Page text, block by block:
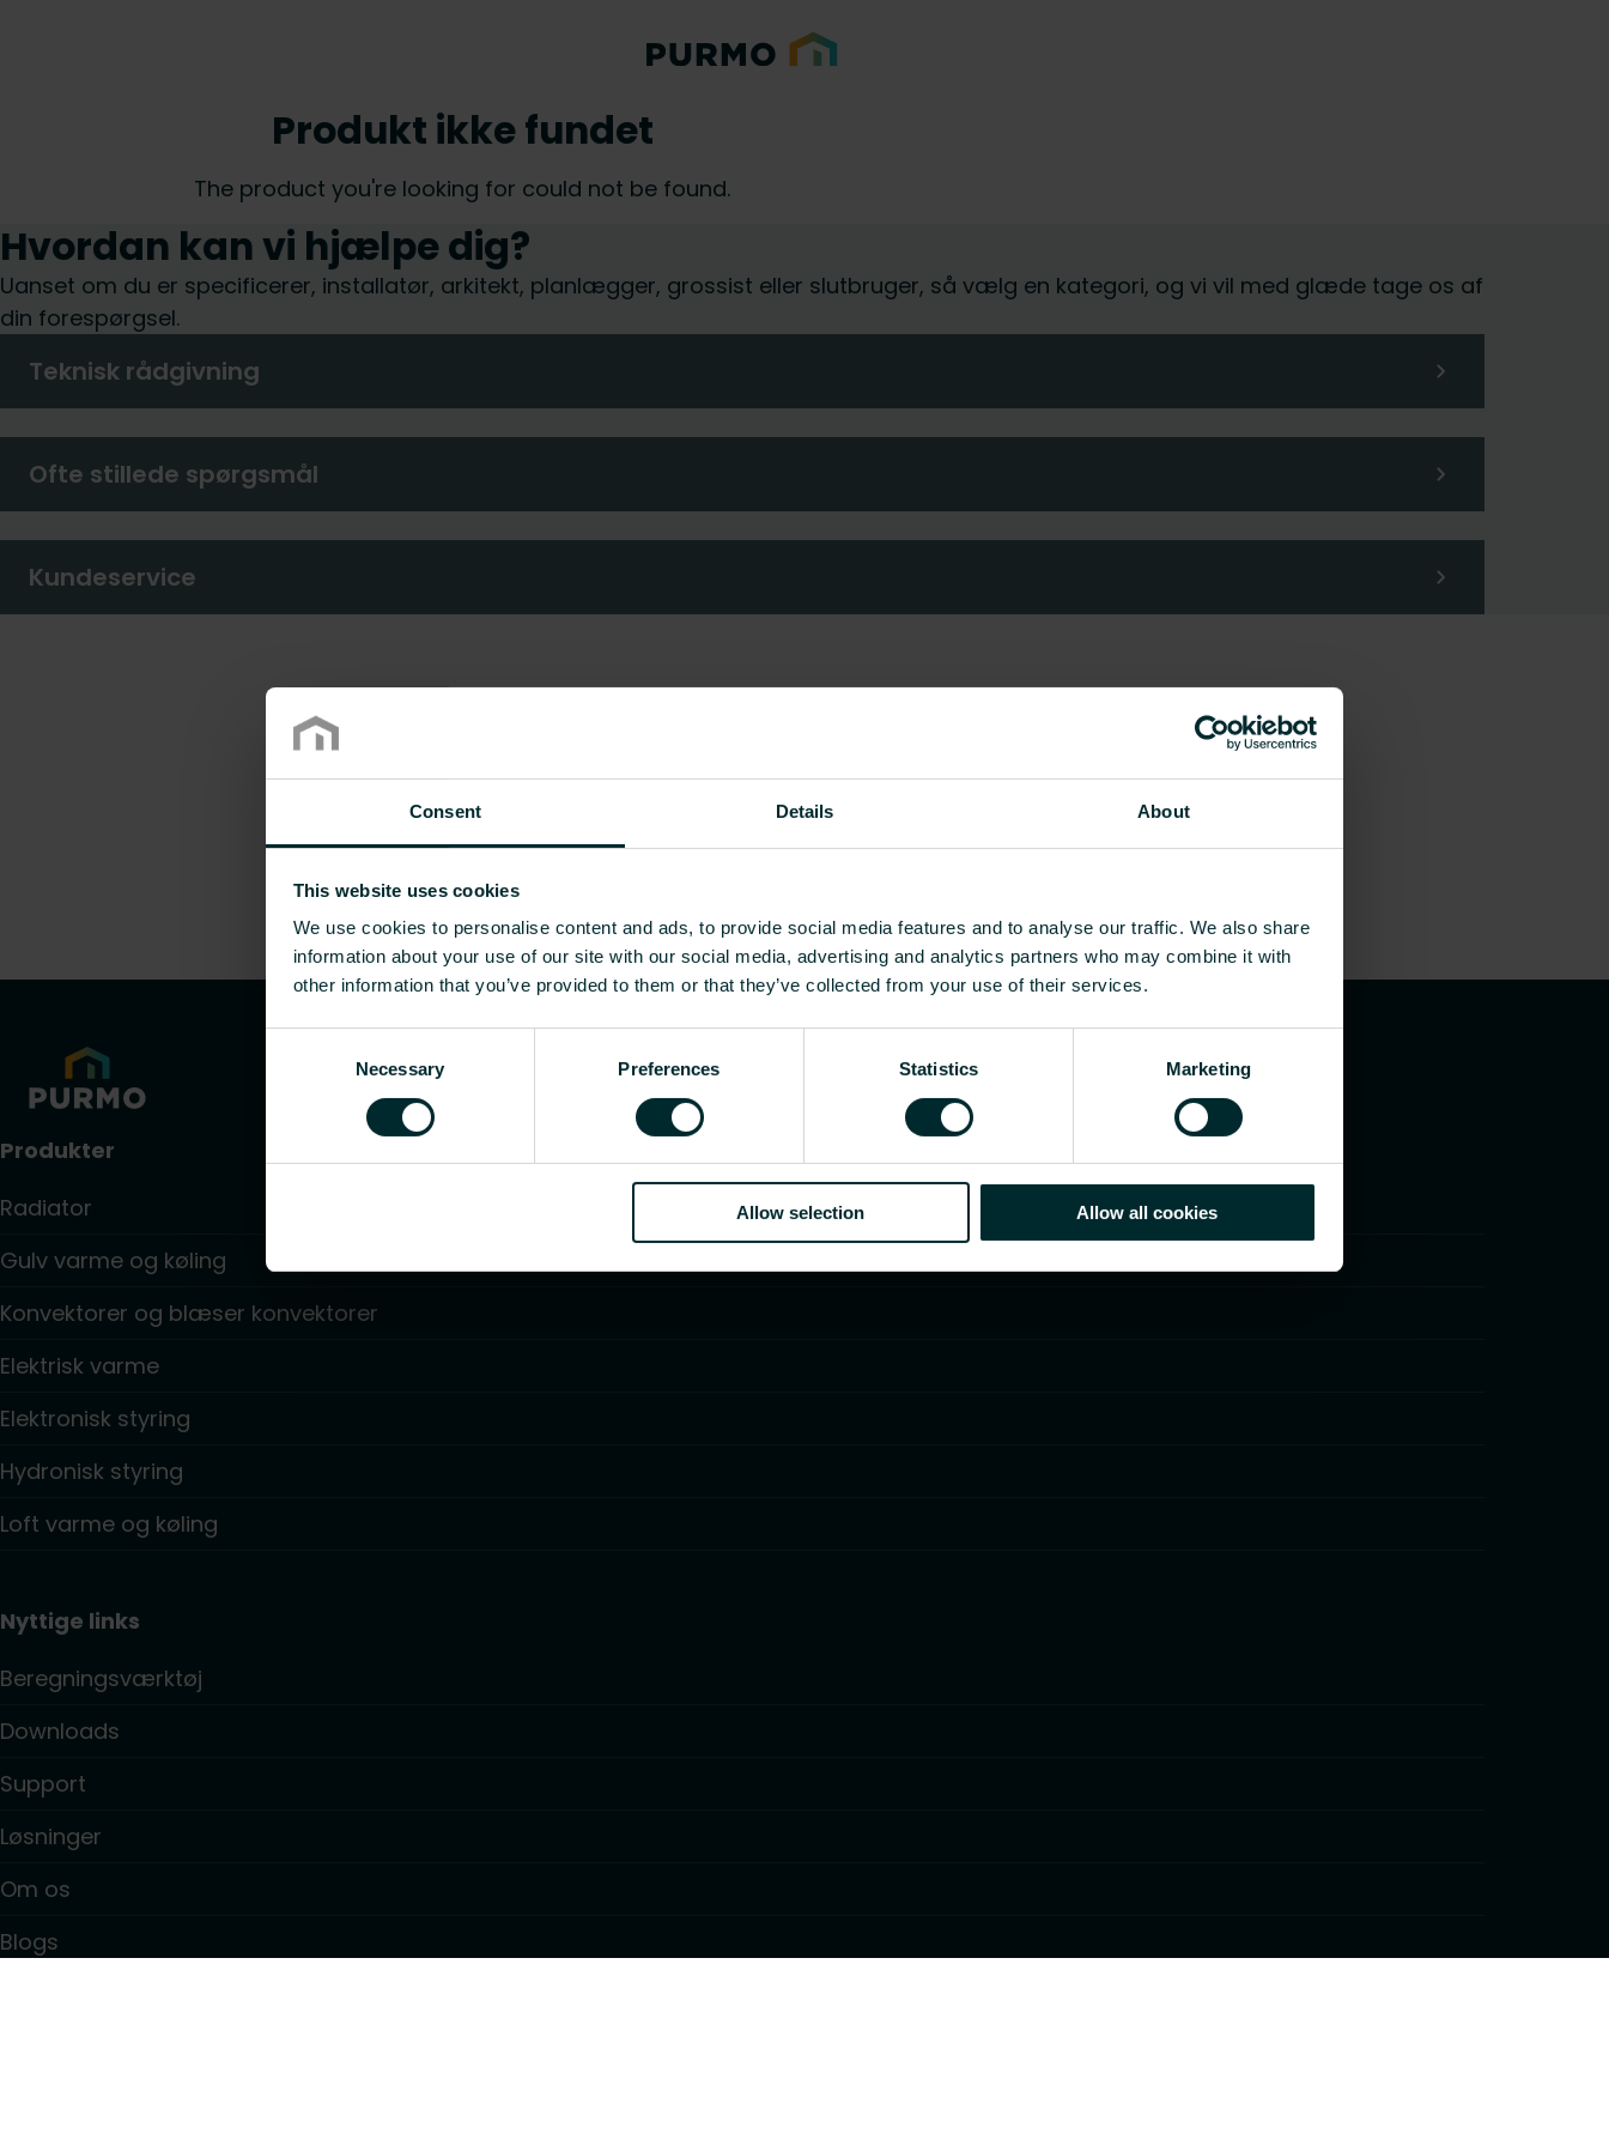
Consent Details About
This website uses cookies
We use cookies to personalise content and ads, to provide social media features and to analyse our traffic. We also share
information about your use of our site with our social media, advertising and analytics partners who may combine it with
other information that you’ve provided to them or that they’ve collected from your use of their services.
Necessary Preferences Statistics Marketing
Allow selection Allow all cookies
Produkt ikke fundet
The product you're looking for could not be found.
Hvordan kan vi hjælpe dig?
Uanset om du er specificerer, installatør, arkitekt, planlægger, grossist eller slutbruger, så vælg en kategori, og vi vil med glæde tage os af
din forespørgsel.
Teknisk rådgivning
Ofte stillede spørgsmål
Kundeservice
Produkter
Radiator
Gulv varme og køling
Konvektorer og blæser konvektorer
Elektrisk varme
Elektronisk styring
Hydronisk styring
Loft varme og køling
Nyttige links
Beregningsværktøj
Downloads
Support
Løsninger
Om os
Blogs